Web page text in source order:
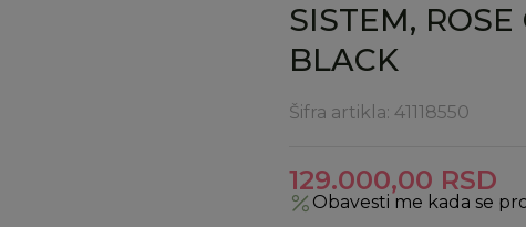
SISTEM,
BLACK
Šifra artikla: 41118550
129.000,00 RSD
Obavesti me kada se